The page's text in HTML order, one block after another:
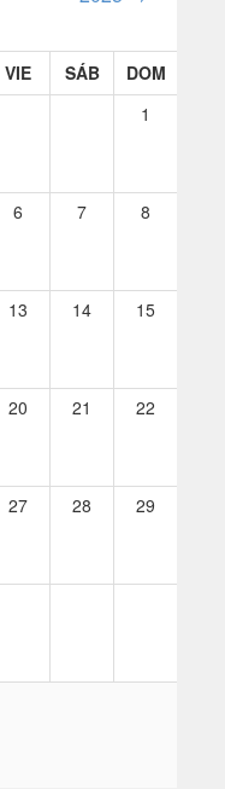
VIE SÁB
DOM
1
6 7 8
13 14 15
20 21 22
27 28 29